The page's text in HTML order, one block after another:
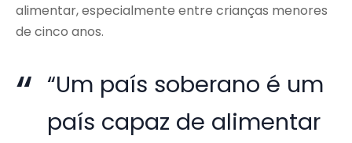
alimentar, especialmente entre crianças menores
de cinco anos.
“Um país soberano é um
país capaz de alimentar